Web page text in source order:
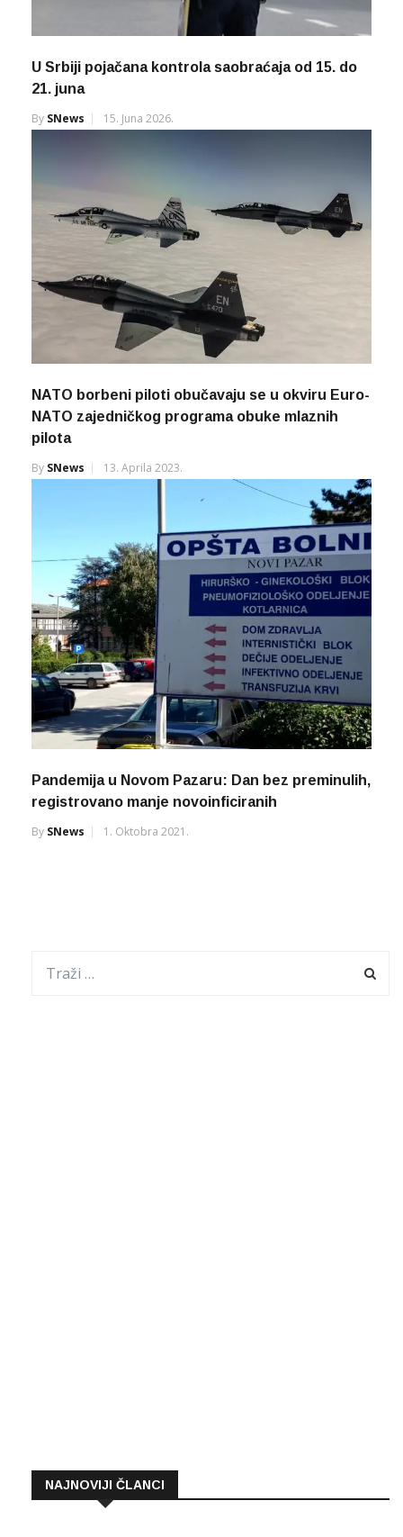
U Srbiji pojačana kontrola saobraćaja od 15. do
21. juna
By SNews 15. Juna 2026.
NATO borbeni piloti obučavaju se u okviru Euro-
NATO zajedničkog programa obuke mlaznih
pilota
By SNews 13. Aprila 2023.
Pandemija u Novom Pazaru: Dan bez preminulih,
registrovano manje novoinficiranih
By SNews 1. Oktobra 2021.
NAJNOVIJI ČLANCI